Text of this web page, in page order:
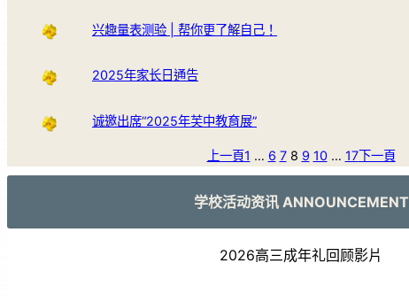
兴趣量表测验 | 帮你更了解自己！
2025年家长日通告
诚邀出席“2025年芙中教育展”
上一頁1 … 6 7 8 9 10 … 17下一頁
学校活动资讯 ANNOUNCEMENT
2026高三成年礼回顾影片